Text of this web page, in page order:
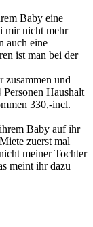
Baby eine
mir nicht mehr
auch eine
ist man bei der
zusammen und
Haushalt
330,-incl.
Baby auf ihr
zuerst mal
meiner Tochter
meint ihr dazu